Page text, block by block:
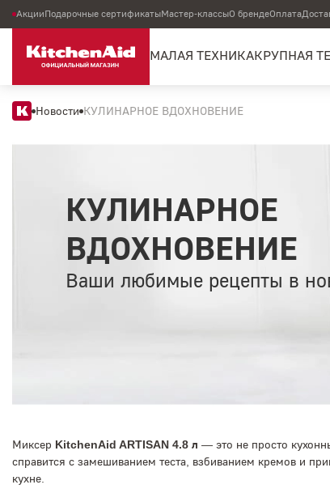
АкцииПодарочные сертификатыМастер-классыО брендеОплата
МАЛАЯ ТЕХНИКАКРУПНАЯ
Новости КУЛИНАРНОЕ ВДОХНОВЕНИЕ
КУЛИНАРНОЕ
ВДОХНОВЕНИЕ
Ваши любимые рецепты в
Миксер KitchenAid ARTISAN 4.8 л — это не просто
справится с замешиванием теста, взбиванием кремов и
кухне.